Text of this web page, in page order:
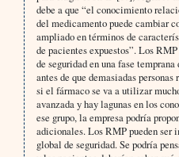
debe a que “el conocimiento
del medicamento puede cambiar
ampliado en términos de
de pacientes expuestos”. Los
de seguridad en una fase
antes de que demasiadas
si el fármaco se va a utilizar
avanzada y hay lagunas en los
ese grupo, la empresa podría
adicionales. Los RMP pueden ser
global de seguridad. Se podría